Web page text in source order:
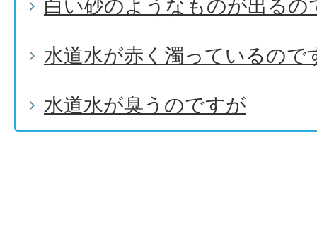
白い砂のようなものが出るの
水道水が赤く濁っているので
水道水が臭うのですが